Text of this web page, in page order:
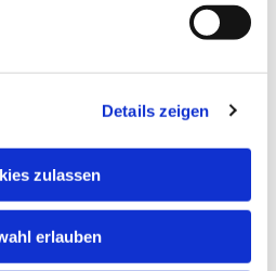
Details zeigen
zulassen
erlauben